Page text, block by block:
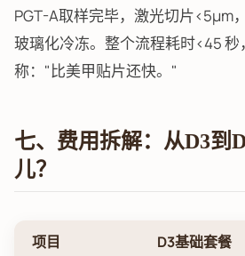
PGT-A取样完毕，激光切片<5μm
玻璃化冷冻。整个流程耗时<45
称："比美甲贴片还快。"
七、费用拆解：从D3到
儿？
项目 D3基础套餐